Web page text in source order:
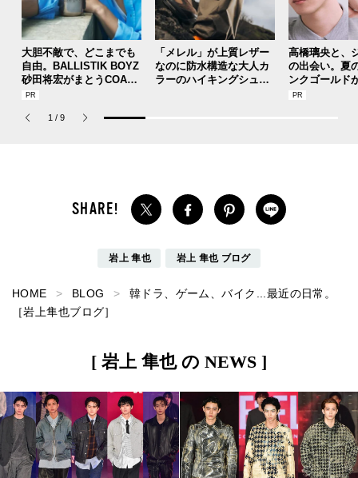
大胆不敵で、どこまでも
自由。BALLISTIK BOYZ
砂田将宏がまとうCOACH
の新作フレグランス「コ
パルファム」
「メレル」が上質レザー
なのに防水構造な大人カ
ラーのハイキングシュー
高橋璃央と、
の出会い。夏
ンクゴールド
SUMMER
1 / 9
岩上 隼也 岩上 隼也 ブログ
HOME BLOG
韓ドラ、ゲーム、バイク...最近の日常。
［岩上隼也ブログ］
[ 岩上 隼也 の NEWS ]